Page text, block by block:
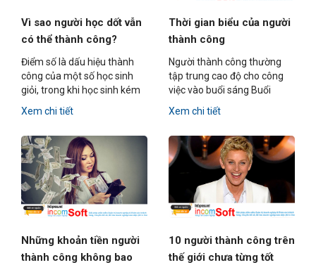
Vì sao người học dốt vẫn
có thể thành công?
Điểm số là dấu hiệu thành
công của một số học sinh
giỏi, trong khi học sinh kém
lại dùng cách khác để chứng
minh bản thân.
Xem chi tiết
Thời gian biểu của người
thành công
Người thành công thường
tập trung cao độ cho công
việc vào buổi sáng Buổi
chiều là thời gian của các
cuộc họp hoặc nghỉ ngơi nếu
Xem chi tiết
Những khoản tiền người
thành công không bao
10 người thành công trên
thế giới chưa từng tốt